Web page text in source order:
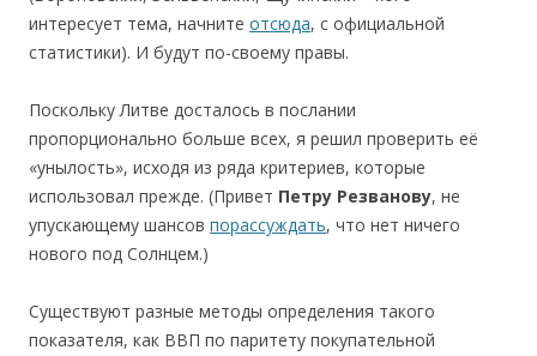
интересует тема, начните отсюда, с официальной
статистики). И будут по-своему правы.
Поскольку Литве досталось в послании
пропорционально больше всех, я решил проверить её
«унылость», исходя из ряда критериев, которые
использовал прежде. (Привет Петру Резванову, не
упускающему шансов порассуждать, что нет ничего
нового под Солнцем.)
Существуют разные методы определения такого
показателя, как ВВП по паритету покупательной